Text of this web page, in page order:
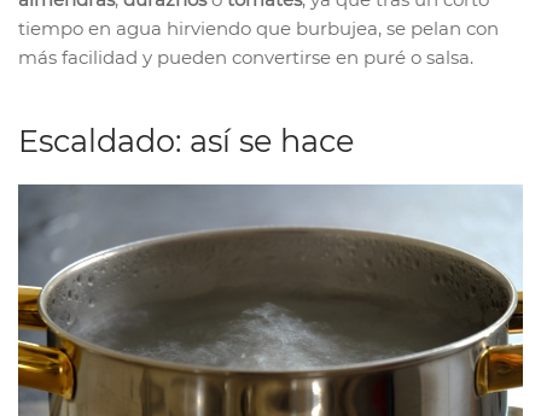
tiempo en agua hirviendo que burbujea, se pelan con
más facilidad y pueden convertirse en puré o salsa.
Escaldado: así se hace